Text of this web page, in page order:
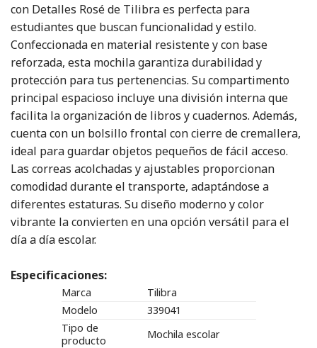
con Detalles Rosé de Tilibra es perfecta para
estudiantes que buscan funcionalidad y estilo.
Confeccionada en material resistente y con base
reforzada, esta mochila garantiza durabilidad y
protección para tus pertenencias. Su compartimento
principal espacioso incluye una división interna que
facilita la organización de libros y cuadernos. Además,
cuenta con un bolsillo frontal con cierre de cremallera,
ideal para guardar objetos pequeños de fácil acceso.
Las correas acolchadas y ajustables proporcionan
comodidad durante el transporte, adaptándose a
diferentes estaturas. Su diseño moderno y color
vibrante la convierten en una opción versátil para el
día a día escolar.
Especificaciones:
Marca
Tilibra
Modelo
339041
Tipo de
producto
Mochila escolar